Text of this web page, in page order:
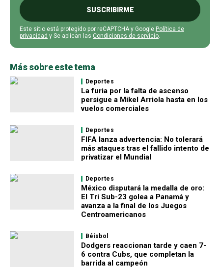
SUSCRIBIRME
Este sitio está protegido por reCAPTCHA y Google Política de
privacidad y Se aplican las Condiciones de servicio.
Más sobre este tema
Deportes
La furia por la falta de ascenso
persigue a Mikel Arriola hasta en los
vuelos comerciales
Deportes
FIFA lanza advertencia: No tolerará
más ataques tras el fallido intento de
privatizar el Mundial
Deportes
México disputará la medalla de oro:
El Tri Sub-23 golea a Panamá y
avanza a la final de los Juegos
Centroamericanos
Béisbol
Dodgers reaccionan tarde y caen 7-
6 contra Cubs, que completan la
barrida al campeón